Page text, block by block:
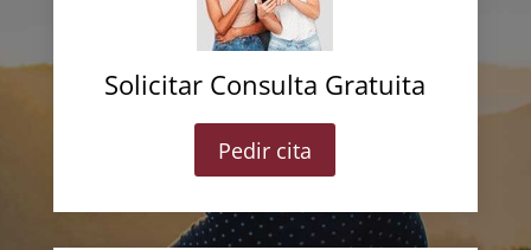
Solicitar Consulta Gratuita
Pedir cita